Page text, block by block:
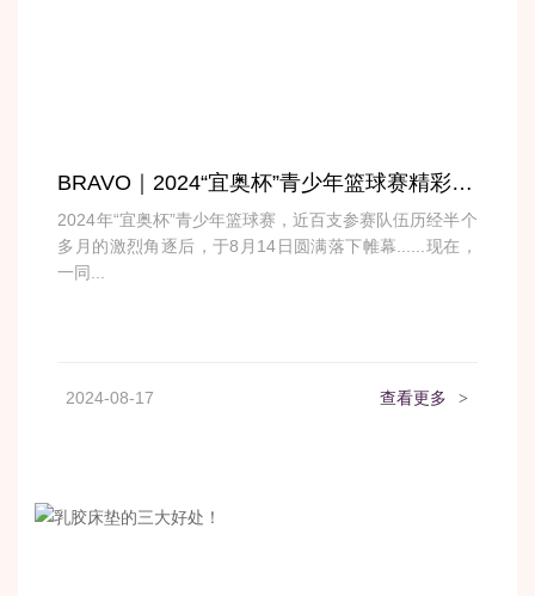
BRAVO｜2024“宜奥杯”青少年篮球赛精彩落幕
2024年“宜奥杯”青少年篮球赛，近百支参赛队伍历经半个
多月的激烈角逐后，于8月14日圆满落下帷幕......现在，
一同...
2024-08-17 查看更多 >